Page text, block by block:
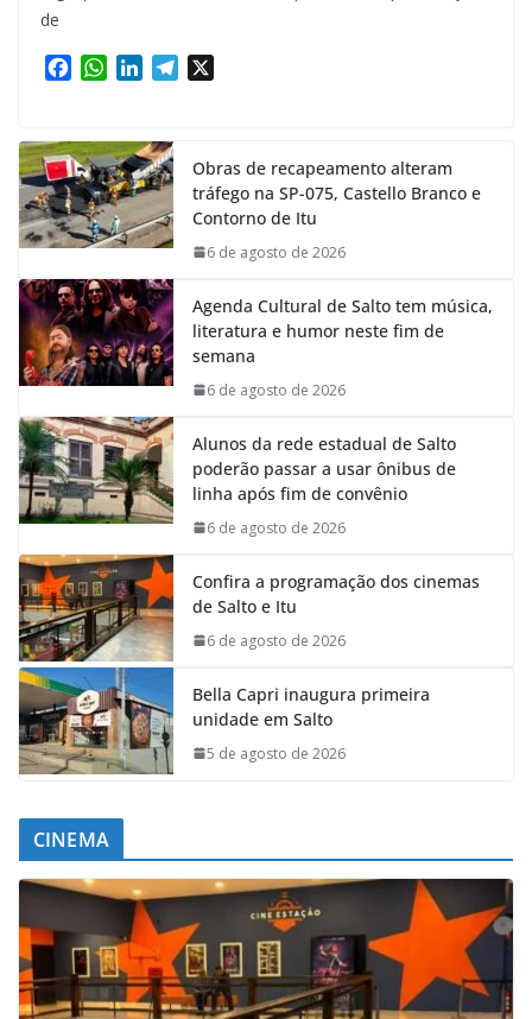
de
e
b
o
o
k
W
t
s
A
p
p
k
e
d
I
n
m
Obras de recapeamento alteram
tráfego na SP-075, Castello Branco e
Contorno de Itu
6 de agosto de 2026
Agenda Cultural de Salto tem música,
literatura e humor neste fim de
semana
6 de agosto de 2026
Alunos da rede estadual de Salto
poderão passar a usar ônibus de
linha após fim de convênio
6 de agosto de 2026
Confira a programação dos cinemas
de Salto e Itu
6 de agosto de 2026
Bella Capri inaugura primeira
unidade em Salto
5 de agosto de 2026
CINEMA